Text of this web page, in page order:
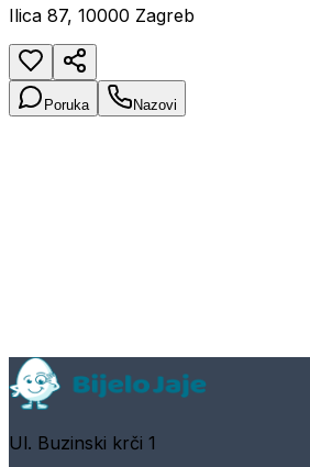
Ilica 87, 10000 Zagreb
Poruka Nazovi
Ul. Buzinski krči 1